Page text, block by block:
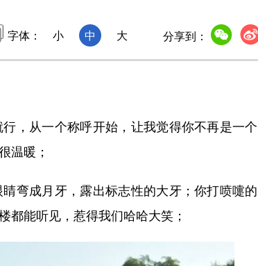
字体： 小 中 大 分享到：
从一个称呼开始，让我觉得你不再是一
温暖；
成月牙，露出标志性的大牙；你打喷嚏
都能听见，惹得我们哈哈大笑；